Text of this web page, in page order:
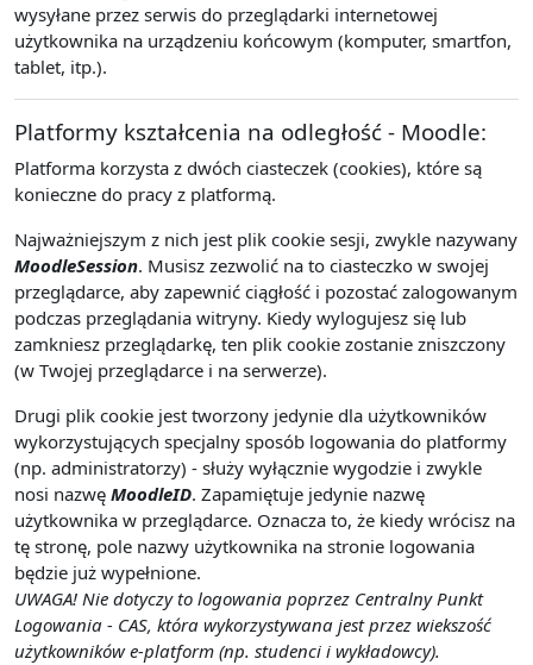
wysyłane przez serwis do przeglądarki internetowej
użytkownika na urządzeniu końcowym (komputer, smartfon,
tablet, itp.).
Platformy kształcenia na odległość - Moodle:
Platforma korzysta z dwóch ciasteczek (cookies), które są
konieczne do pracy z platformą.
Najważniejszym z nich jest plik cookie sesji, zwykle nazywany
MoodleSession. Musisz zezwolić na to ciasteczko w swojej
przeglądarce, aby zapewnić ciągłość i pozostać zalogowanym
podczas przeglądania witryny. Kiedy wylogujesz się lub
zamkniesz przeglądarkę, ten plik cookie zostanie zniszczony
(w Twojej przeglądarce i na serwerze).
Drugi plik cookie jest tworzony jedynie dla użytkowników
wykorzystujących specjalny sposób logowania do platformy
(np. administratorzy) - służy wyłącznie wygodzie i zwykle
nosi nazwę MoodleID. Zapamiętuje jedynie nazwę
użytkownika w przeglądarce. Oznacza to, że kiedy wrócisz na
tę stronę, pole nazwy użytkownika na stronie logowania
będzie już wypełnione.
UWAGA! Nie dotyczy to logowania poprzez Centralny Punkt
Logowania - CAS, która wykorzystywana jest przez wiekszość
użytkowników e-platform (np. studenci i wykładowcy).